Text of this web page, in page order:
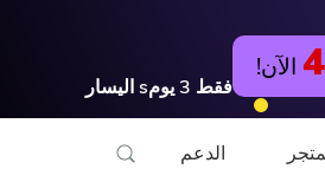
الآن!
فقط 3 يومs اليسار
الدعم
مجانا